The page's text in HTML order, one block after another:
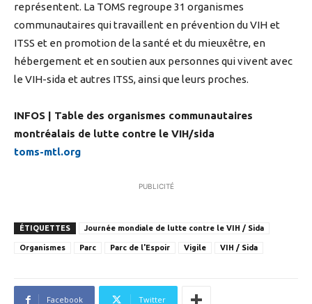
représentent. La TOMS regroupe 31 organismes
communautaires qui travaillent en prévention du VIH et
ITSS et en promotion de la santé et du mieuxêtre, en
hébergement et en soutien aux personnes qui vivent avec
le VIH-sida et autres ITSS, ainsi que leurs proches.
INFOS | Table des organismes communautaires
montréalais de lutte contre le VIH/sida
toms-mtl.org
PUBLICITÉ
ÉTIQUETTES Journée mondiale de lutte contre le VIH / Sida
Organismes Parc Parc de l'Espoir Vigile VIH / Sida
Facebook Twitter